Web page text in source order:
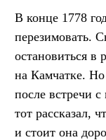
В конце 1778
перезимовать.
остановиться в
на Камчатке. Но
после встречи
тот рассказал,
и стоит она